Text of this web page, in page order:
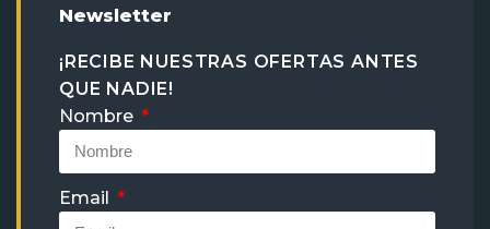
Newsletter
¡RECIBE NUESTRAS OFERTAS ANTES
QUE NADIE!
Nombre
Email